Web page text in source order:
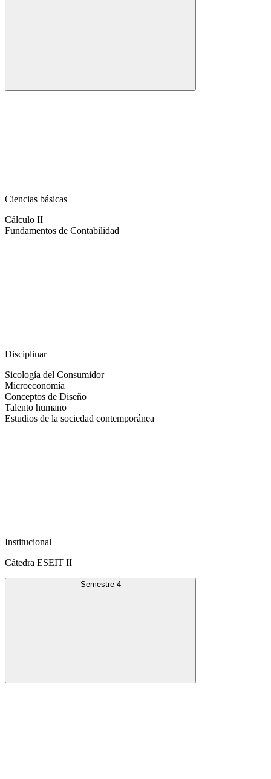
Ciencias básicas
Cálculo II
Fundamentos de Contabilidad
Disciplinar
Sicología del Consumidor
Microeconomía
Conceptos de Diseño
Talento humano
Estudios de la sociedad contemporánea
Institucional
Cátedra ESEIT II
Semestre 4